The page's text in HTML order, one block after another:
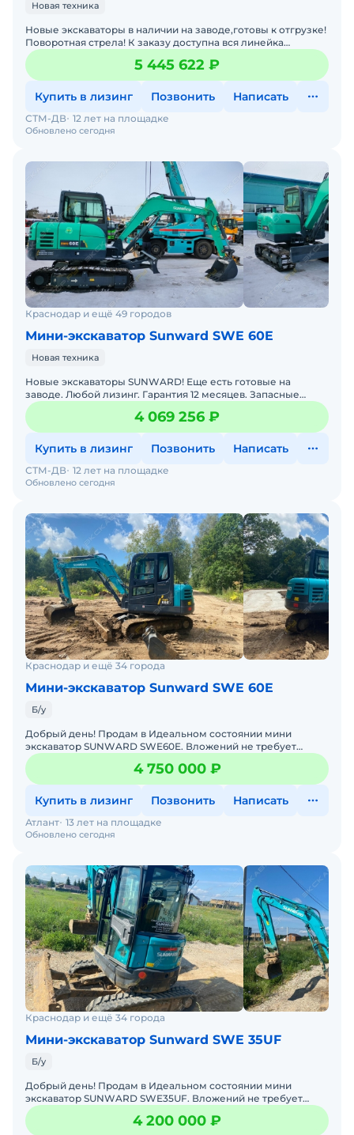
Новая техника
Новые экскаваторы в наличии на заводе,готовы к отгрузке!
Поворотная стрела! К заказу доступна вся линейка
экскаваторов SUNWARD. Любой лизинг. Гарантия.Запасные
5 445 622 ₽
Купить в лизинг Позвонить Написать
Обновлено сегодня
СТМ-ДВ 12 лет на площадке
Краснодар и ещё 49 городов
Мини-экскаватор Sunward SWE 60E
Новая техника
Новые экскаваторы SUNWARD! Еще есть готовые на
заводе. Любой лизинг. Гарантия 12 месяцев. Запасные
части в наличии. Доставка в ваш регион. Также доступны
под за
4 069 256 ₽
Купить в лизинг Позвонить Написать
Обновлено сегодня
СТМ-ДВ 12 лет на площадке
Краснодар и ещё 34 города
Мини-экскаватор Sunward SWE 60E
Б/у
Добрый день! Продам в Идеальном состоянии мини
экскаватор SUNWARD SWE60E. Вложений не требует
совсем, сразу в работу. Продажа от собственника с НДС! В
налич
4 750 000 ₽
Купить в лизинг Позвонить Написать
Обновлено сегодня
Атлант 13 лет на площадке
Краснодар и ещё 34 города
Мини-экскаватор Sunward SWE 35UF
Б/у
Добрый день! Продам в Идеальном состоянии мини
экскаватор SUNWARD SWE35UF. Вложений не требует
совсем, сразу в работу. Продажа от собственника с НДС! В
нали
4 200 000 ₽